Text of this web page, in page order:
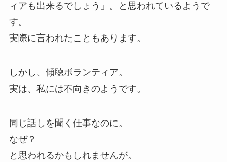
ィアも出来るでしょう」。と思われているようで
す。
実際に言われたこともあります。
しかし、傾聴ボランティア。
実は、私には不向きのようです。
同じ話しを聞く仕事なのに。
なぜ？
と思われるかもしれませんが。